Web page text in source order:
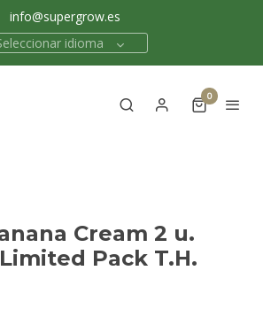
info@supergrow.es
idioma
0
Cream 2 u.
Pack T.H.